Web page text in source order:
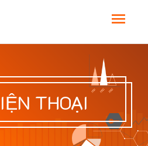
M
a
i
n
THOẠI